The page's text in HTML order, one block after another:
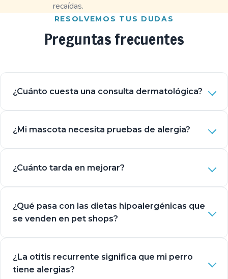
recaídas.
RESOLVEMOS TUS DUDAS
Preguntas frecuentes
¿Cuánto cuesta una consulta dermatológica?
¿Mi mascota necesita pruebas de alergia?
¿Cuánto tarda en mejorar?
¿Qué pasa con las dietas hipoalergénicas que
se venden en pet shops?
¿La otitis recurrente significa que mi perro
tiene alergias?